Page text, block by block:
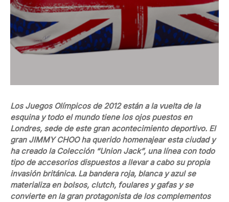
Los Juegos Olímpicos de 2012 están a la vuelta de la
esquina y todo el mundo tiene los ojos puestos en
Londres, sede de este gran acontecimiento deportivo. El
gran JIMMY CHOO ha querido homenajear esta ciudad y
ha creado la Colección “Union Jack”, una línea con todo
tipo de accesorios dispuestos a llevar a cabo su propia
invasión británica. La bandera roja, blanca y azul se
materializa en bolsos, clutch, foulares y gafas y se
convierte en la gran protagonista de los complementos